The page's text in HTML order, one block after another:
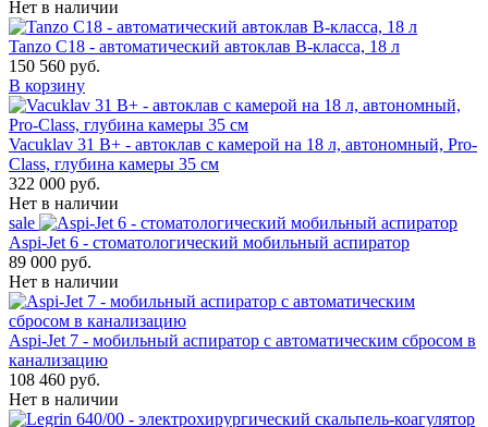
Нет в наличии
Tanzo C18 - автоматический автоклав B-класса, 18 л
150 560 руб.
В корзину
Vacuklav 31 B+ - автоклав с камерой на 18 л, автономный, Pro-
Class, глубина камеры 35 см
322 000 руб.
Нет в наличии
sale
Aspi-Jet 6 - стоматологический мобильный аспиратор
89 000 руб.
Нет в наличии
Aspi-Jet 7 - мобильный аспиратор с автоматическим сбросом в
канализацию
108 460 руб.
Нет в наличии